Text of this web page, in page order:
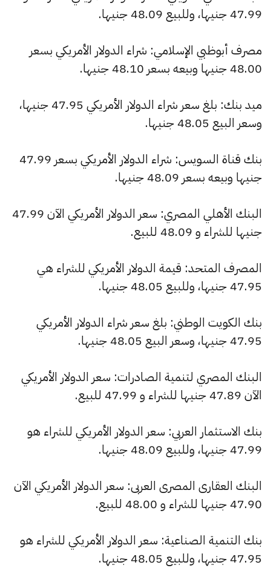
47.99 جنيها، وللبيع 48.09 جنيها.
مصرف أبوظبي الإسلامي: شراء الدولار الأمريكي بسعر
48.00 جنيها وبيعه بسعر 48.10 جنيها.
ميد بنك: بلغ سعر شراء الدولار الأمريكي 47.95 جنيها،
وسعر البيع 48.05 جنيها.
بنك قناة السويس: شراء الدولار الأمريكي بسعر 47.99
جنيها وبيعه بسعر 48.09 جنيها.
البنك الأهلي المصري: سعر الدولار الأمريكي الآن 47.99
جنيها للشراء و 48.09 للبيع.
المصرف المتحد: قيمة الدولار الأمريكي للشراء هي
47.95 جنيها، وللبيع 48.05 جنيها.
بنك الكويت الوطني: بلغ سعر شراء الدولار الأمريكي
47.95 جنيها، وسعر البيع 48.05 جنيها.
البنك المصري لتنمية الصادرات: سعر الدولار الأمريكي
الآن 47.89 جنيها للشراء و 47.99 للبيع.
بنك الاستثمار العربي: سعر الدولار الأمريكي للشراء هو
47.99 جنيها، وللبيع 48.09 جنيها.
البنك العقارى المصرى العربى: سعر الدولار الأمريكي الآن
47.90 جنيها للشراء و 48.00 للبيع.
بنك التنمية الصناعية: سعر الدولار الأمريكي للشراء هو
47.95 جنيها، وللبيع 48.05 جنيها.